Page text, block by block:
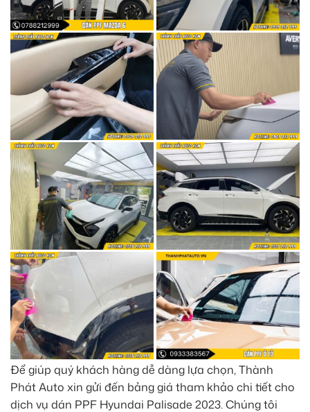
Để giúp quý khách hàng dễ dàng lựa chọn, Thành
Phát Auto xin gửi đến bảng giá tham khảo chi tiết cho
dịch vụ dán PPF Hyundai Palisade 2023. Chúng tôi